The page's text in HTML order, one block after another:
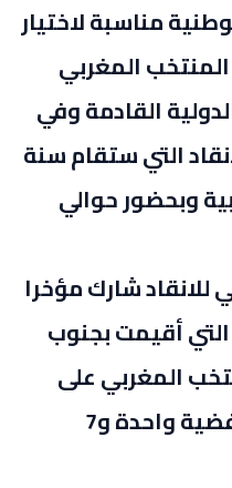
مناسبة لاختيار
المغربي
القادمة وفي
التي ستقام سنة
وبحضور حوالي
للانقاد شارك مؤخرا
التي أقيمت بجنوب
المغربي على
عشر ميداليات 2 ذهبيات ،فضية واحدة و7